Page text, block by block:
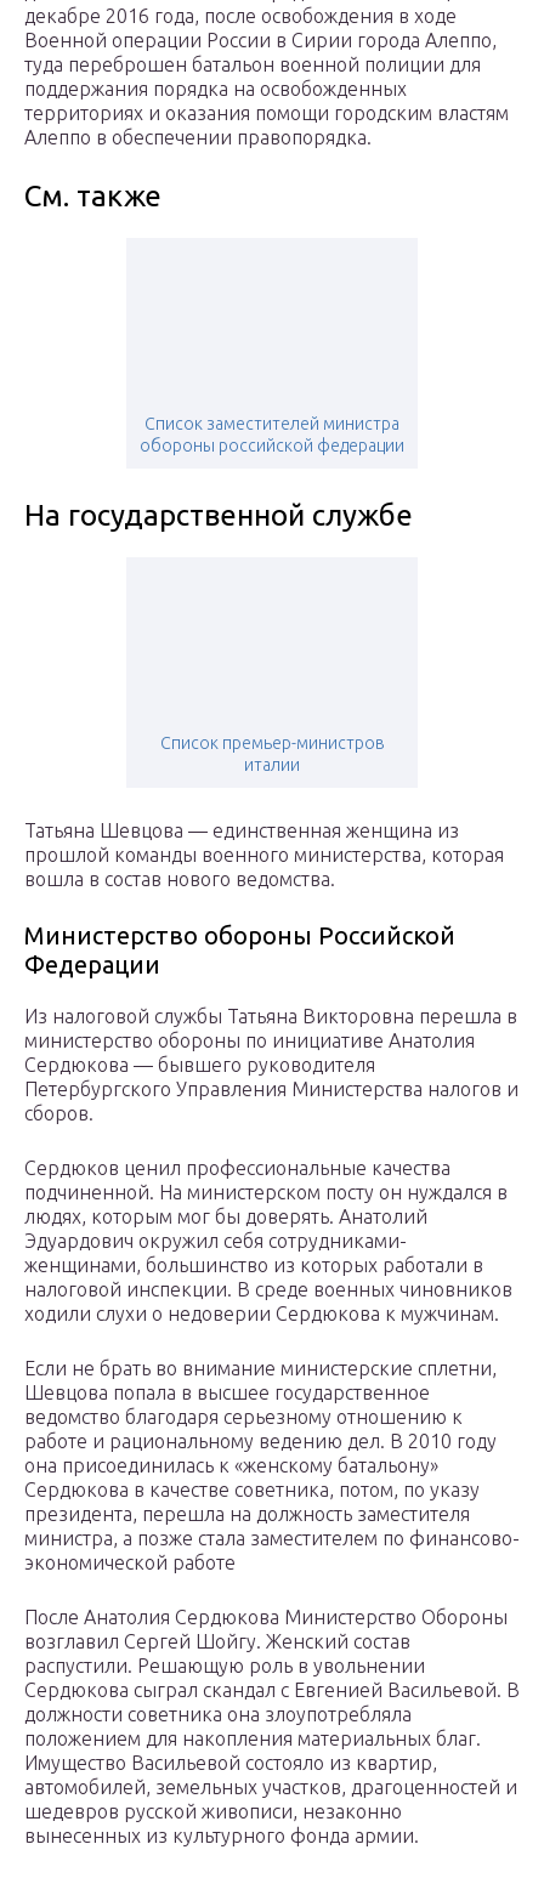
декабре 2016 года, после освобождения в ходе
Военной операции России в Сирии города Алеппо,
туда переброшен батальон военной полиции для
поддержания порядка на освобожденных
территориях и оказания помощи городским властям
Алеппо в обеспечении правопорядка.
См. также
Список заместителей министра
обороны российской федерации
На государственной службе
Список премьер-министров
италии
Татьяна Шевцова — единственная женщина из
прошлой команды военного министерства, которая
вошла в состав нового ведомства.
Министерство обороны Российской
Федерации
Из налоговой службы Татьяна Викторовна перешла в
министерство обороны по инициативе Анатолия
Сердюкова — бывшего руководителя
Петербургского Управления Министерства налогов и
сборов.
Сердюков ценил профессиональные качества
подчиненной. На министерском посту он нуждался в
людях, которым мог бы доверять. Анатолий
Эдуардович окружил себя сотрудниками-
женщинами, большинство из которых работали в
налоговой инспекции. В среде военных чиновников
ходили слухи о недоверии Сердюкова к мужчинам.
Если не брать во внимание министерские сплетни,
Шевцова попала в высшее государственное
ведомство благодаря серьезному отношению к
работе и рациональному ведению дел. В 2010 году
она присоединилась к «женскому батальону»
Сердюкова в качестве советника, потом, по указу
президента, перешла на должность заместителя
министра, а позже стала заместителем по финансово-
экономической работе
После Анатолия Сердюкова Министерство Обороны
возглавил Сергей Шойгу. Женский состав
распустили. Решающую роль в увольнении
Сердюкова сыграл скандал с Евгенией Васильевой. В
должности советника она злоупотребляла
положением для накопления материальных благ.
Имущество Васильевой состояло из квартир,
автомобилей, земельных участков, драгоценностей и
шедевров русской живописи, незаконно
вынесенных из культурного фонда армии.